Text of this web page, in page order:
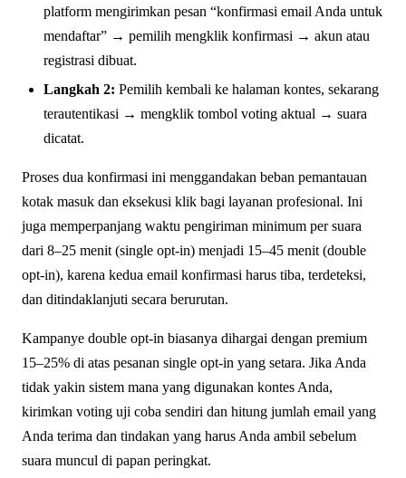
platform mengirimkan pesan “konfirmasi email Anda untuk
mendaftar” → pemilih mengklik konfirmasi → akun atau
registrasi dibuat.
Langkah 2: Pemilih kembali ke halaman kontes, sekarang
terautentikasi → mengklik tombol voting aktual → suara
dicatat.
Proses dua konfirmasi ini menggandakan beban pemantauan
kotak masuk dan eksekusi klik bagi layanan profesional. Ini
juga memperpanjang waktu pengiriman minimum per suara
dari 8–25 menit (single opt-in) menjadi 15–45 menit (double
opt-in), karena kedua email konfirmasi harus tiba, terdeteksi,
dan ditindaklanjuti secara berurutan.
Kampanye double opt-in biasanya dihargai dengan premium
15–25% di atas pesanan single opt-in yang setara. Jika Anda
tidak yakin sistem mana yang digunakan kontes Anda,
kirimkan voting uji coba sendiri dan hitung jumlah email yang
Anda terima dan tindakan yang harus Anda ambil sebelum
suara muncul di papan peringkat.